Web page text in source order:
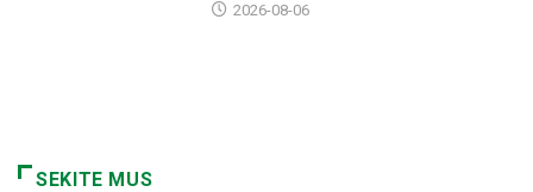
2026-08-06
SEKITE MUS